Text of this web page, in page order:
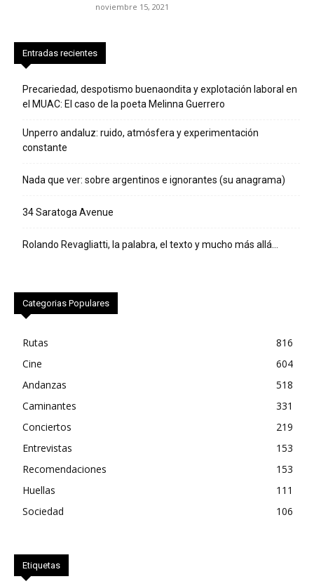
noviembre 15, 2021
Entradas recientes
Precariedad, despotismo buenaondita y explotación laboral en
el MUAC: El caso de la poeta Melinna Guerrero
Unperro andaluz: ruido, atmósfera y experimentación
constante
Nada que ver: sobre argentinos e ignorantes (su anagrama)
34 Saratoga Avenue
Rolando Revagliatti, la palabra, el texto y mucho más allá…
Categorias Populares
Rutas
816
Cine
604
Andanzas
518
Caminantes
331
Conciertos
219
Entrevistas
153
Recomendaciones
153
Huellas
111
Sociedad
106
Etiquetas